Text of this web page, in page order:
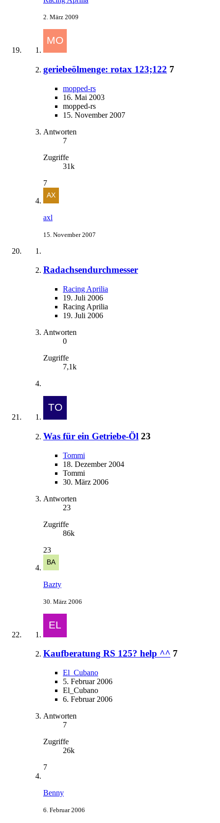
2. März 2009
geriebeölmenge: rotax 123;122 7
mopped-rs
16. Mai 2003
mopped-rs
15. November 2007
Antworten
7
Zugriffe
31k
7
axl
15. November 2007
Radachsendurchmesser
Racing Aprilia
19. Juli 2006
Racing Aprilia
19. Juli 2006
Antworten
0
Zugriffe
7,1k
Was für ein Getriebe-Öl 23
Tommi
18. Dezember 2004
Tommi
30. März 2006
Antworten
23
Zugriffe
86k
23
Bazty
30. März 2006
Kaufberatung RS 125? help ^^ 7
El_Cubano
5. Februar 2006
El_Cubano
6. Februar 2006
Antworten
7
Zugriffe
26k
7
Benny
6. Februar 2006